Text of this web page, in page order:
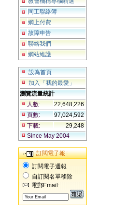
同工聯絡簿
網上付費
故障申告
聯絡我們
網站維護
設為首頁
加入「我的最愛」
瀏覽流量統計
人數:
22,648,226
頁數:
97,024,592
下載:
29,248
Since May 2004
訂閱電子報
訂閱電子週報
自訂閱名單移除
電郵Email: